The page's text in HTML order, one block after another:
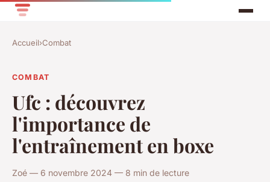
Accueil›Combat
COMBAT
Ufc : découvrez
l'importance de
l'entraînement en boxe
Zoé — 6 novembre 2024 — 8 min de lecture